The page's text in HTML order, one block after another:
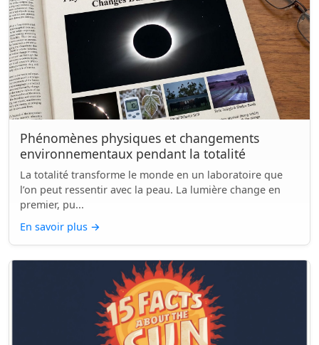
Phénomènes physiques et changements
environnementaux pendant la totalité
La totalité transforme le monde en un laboratoire que
l’on peut ressentir avec la peau. La lumière change en
premier, pu...
En savoir plus →